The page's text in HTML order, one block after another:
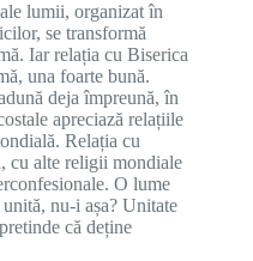
lumii, organizat în
se transformă
Iar relația cu Biserica
una foarte bună.
deja împreună, în
apreciază relațiile
Relația cu
cu alte religii mondiale
O lume
nu-i așa? Unitate
că deține